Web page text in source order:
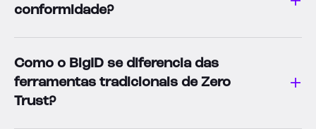
conformidade?
Como o BigID se diferencia das
ferramentas tradicionais de Zero
Trust?